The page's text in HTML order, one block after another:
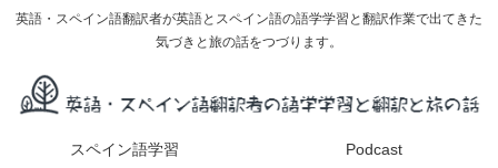
英語・スペイン語翻訳者が英語とスペイン語の語学学習と翻訳作業で出てきた
気づきと旅の話をつづります。
スペイン語学習 Podcast